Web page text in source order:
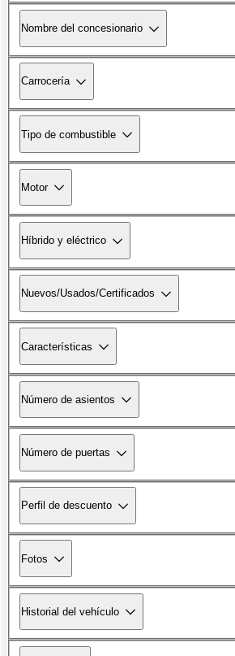
Nombre del concesionario
Carrocería
Tipo de combustible
Motor
Híbrido y eléctrico
Nuevos/Usados/Certificados
Características
Número de asientos
Número de puertas
Perfil de descuento
Fotos
Historial del vehículo